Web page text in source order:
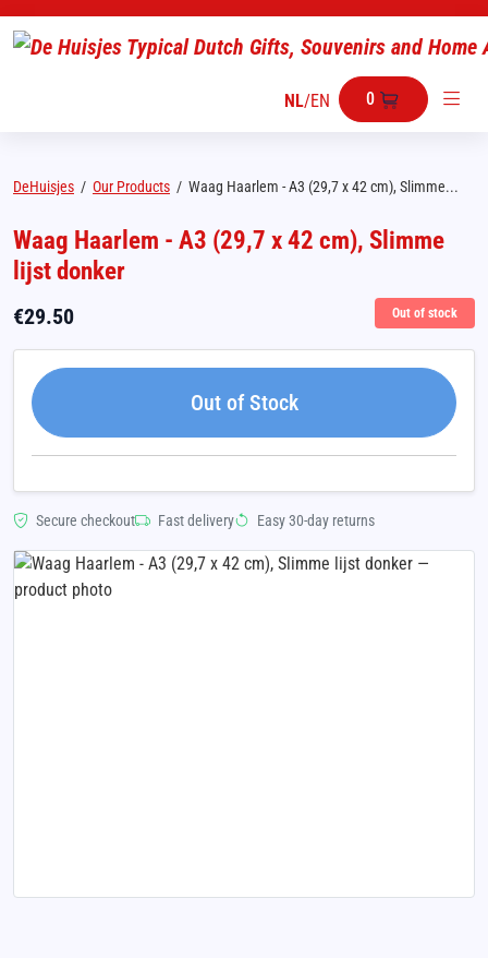
NL/EN 0
DeHuisjes / Our Products / Waag Haarlem - A3 (29,7 x 42 cm), Slimme...
Waag Haarlem - A3 (29,7 x 42 cm), Slimme
lijst donker
€29.50 Out of stock
Out of Stock
Secure checkout Fast delivery Easy 30-day returns